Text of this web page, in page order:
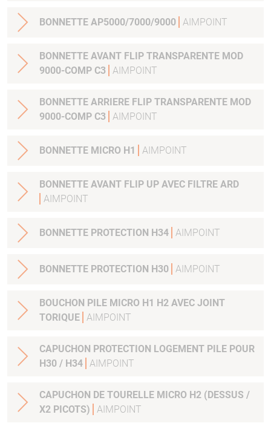
BONNETTE AP5000/7000/9000 AIMPOINT
BONNETTE AVANT FLIP TRANSPARENTE MOD
9000-COMP C3
AIMPOINT
BONNETTE ARRIERE FLIP TRANSPARENTE MOD
9000-COMP C3
AIMPOINT
BONNETTE MICRO H1 AIMPOINT
BONNETTE AVANT FLIP UP AVEC FILTRE ARD
AIMPOINT
BONNETTE PROTECTION H34 AIMPOINT
BONNETTE PROTECTION H30 AIMPOINT
BOUCHON PILE MICRO H1 H2 AVEC JOINT
TORIQUE AIMPOINT
CAPUCHON PROTECTION LOGEMENT PILE POUR
H30 / H34 AIMPOINT
CAPUCHON DE TOURELLE MICRO H2 (DESSUS /
X2 PICOTS)
AIMPOINT